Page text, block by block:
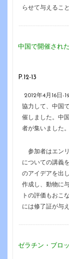
らせて与えるこ
中国で開催され
ワー
P.12-13
2012年4月16日-
協力して、中国
催しました。中
者が集いました。
参加者はエン
についての講義
のアイデアを出
作成し、動物に
トの評価もおこ
には修了証が与
ゼラチン・ブロ